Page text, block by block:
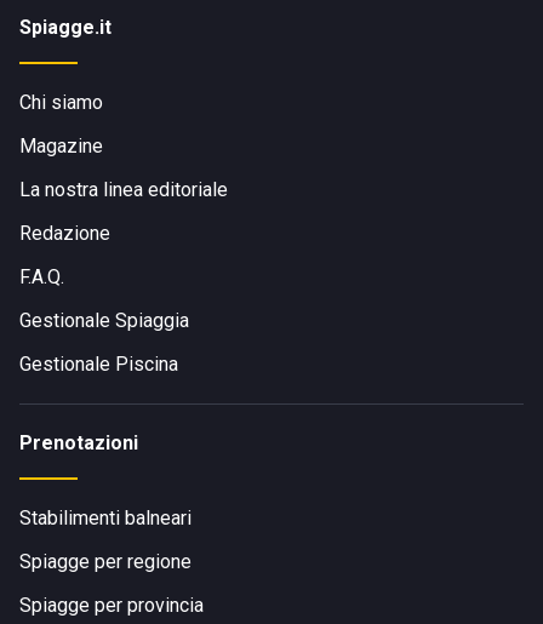
Spiagge.it
Chi siamo
Magazine
La nostra linea editoriale
Redazione
F.A.Q.
Gestionale Spiaggia
Gestionale Piscina
Prenotazioni
Stabilimenti balneari
Spiagge per regione
Spiagge per provincia